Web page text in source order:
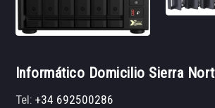
Informático Domicilio Sierra
Tel:+34 692500286